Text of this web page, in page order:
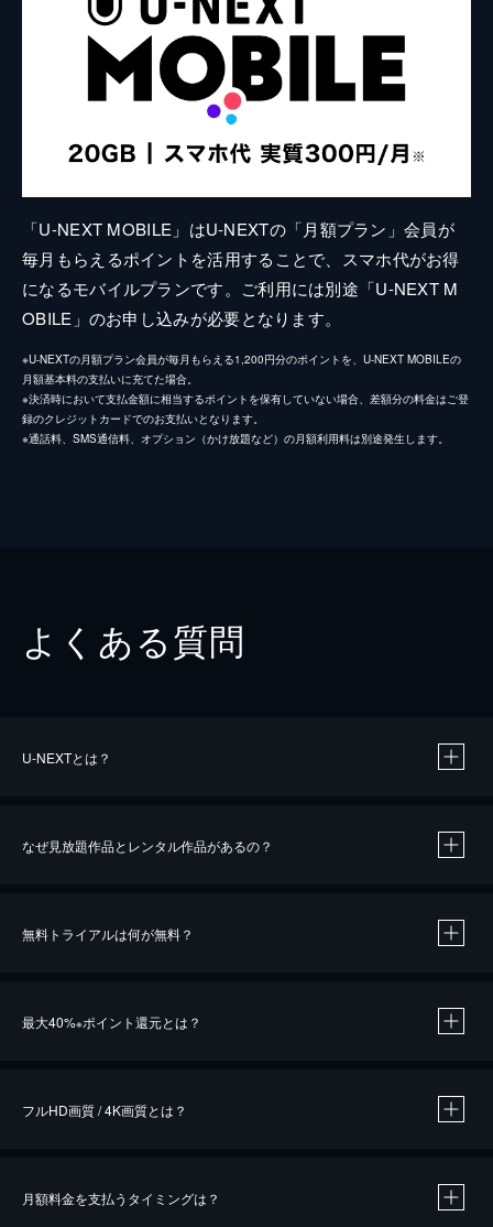
「U-NEXT MOBILE」はU-NEXTの「月額プラン」会員が
毎月もらえるポイントを活用することで、スマホ代がお得
になるモバイルプランです。ご利用には別途「U-NEXT M
OBILE」のお申し込みが必要となります。
※U-NEXTの月額プラン会員が毎月もらえる1,200円分のポイントを、U-NEXT MOBILEの
月額基本料の支払いに充てた場合。
※決済時において支払金額に相当するポイントを保有していない場合、差額分の料金はご登
録のクレジットカードでのお支払いとなります。
※通話料、SMS通信料、オプション（かけ放題など）の月額利用料は別途発生します。
よくある質問
U-NEXTとは？
なぜ見放題作品とレンタル作品があるの？
無料トライアルは何が無料？
最大40%※ポイント還元とは？
※40％ポイント還元の対象は、クレジットカード決済による作品の購入 / レンタルです。
フルHD画質 / 4K画質とは？
月額料金を支払うタイミングは？